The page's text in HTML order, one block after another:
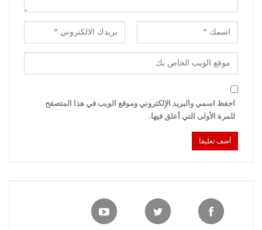
احفظ اسمي والبريد الإلكتروني وموقع الويب في هذا المتصفح
للمرة الأولى التي أعلق فيها.